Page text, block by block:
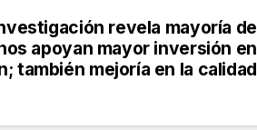
revela mayoría de
apoyan mayor inversión en
también mejoría en la calidad